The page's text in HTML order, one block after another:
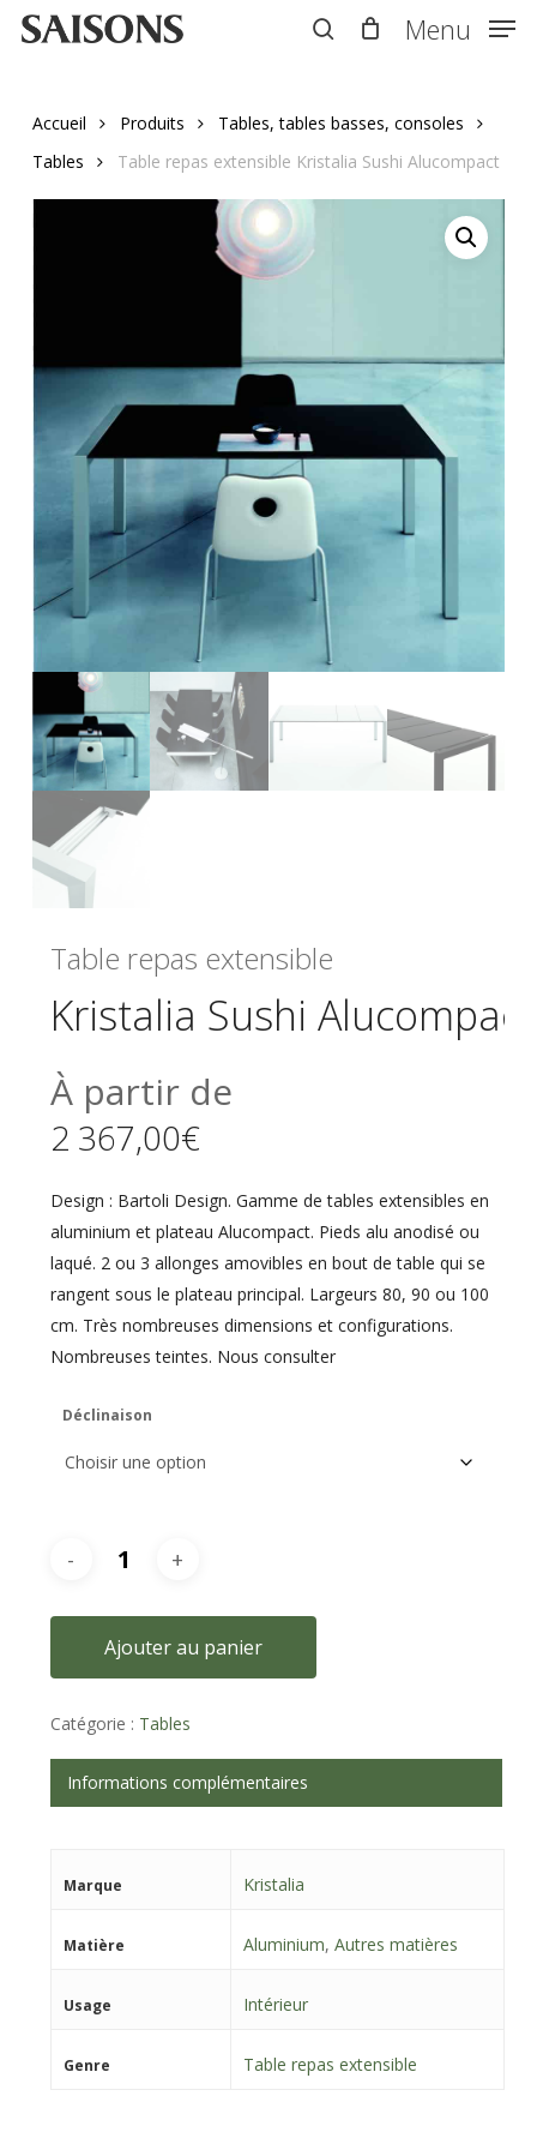
Skip
Menu
Accueil Produits
Tables, tables basses, consoles
Tables
Table repas extensible Kristalia Sushi Alucompact
Table repas extensible
Kristalia Sushi Alucompact
À partir de
2 367,00€
Design : Bartoli Design. Gamme de tables extensibles en
aluminium et plateau Alucompact. Pieds alu anodisé ou
laqué. 2 ou 3 allonges amovibles en bout de table qui se
rangent sous le plateau principal. Largeurs 80, 90 ou 100
cm. Très nombreuses dimensions et configurations.
Nombreuses teintes. Nous consulter
Déclinaison
Ajouter au panier
Catégorie : Tables
Informations complémentaires
Marque Kristalia
Matière Aluminium, Autres matières
Usage Intérieur
Genre Table repas extensible